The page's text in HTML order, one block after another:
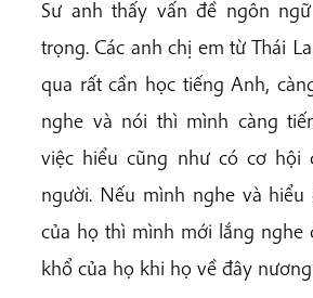
Sư anh thấy vấn đề ngôn
trọng. Các anh chị em từ Thái
qua rất cần học tiếng Anh,
nghe và nói thì mình càng
việc hiểu cũng như có cơ hội
người. Nếu mình nghe và
của họ thì mình mới lắng nghe
khổ của họ khi họ về đây